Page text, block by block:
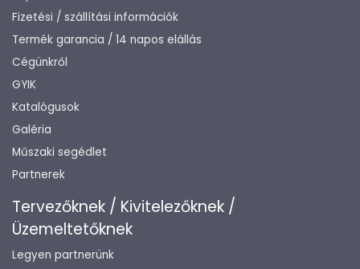
Fizetési / szállítási információk
Termék garancia / 14 napos elállás
Cégünkről
GYIK
Katalógusok
Galéria
Műszaki segédlet
Partnerek
Tervezőknek / Kivitelezőknek /
Üzemeltetőknek
Legyen partnerünk